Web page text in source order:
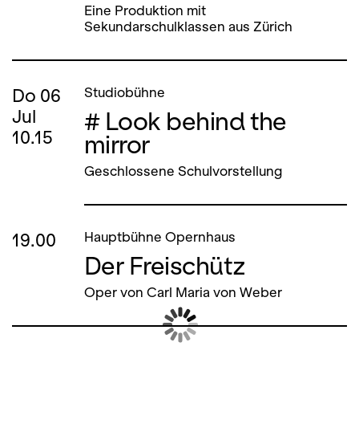
Eine Produktion mit
Sekundarschulklassen aus Zürich
Do 06
Jul
10.15
Studiobühne
# Look behind the
mirror
Geschlossene Schulvorstellung
19.00 Hauptbühne Opernhaus
Der Freischütz
Oper von Carl Maria von Weber